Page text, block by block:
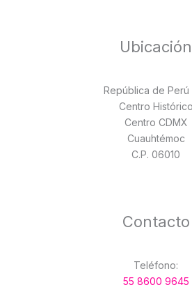
Ubicación
República de Perú
Centro Histórico
Centro CDMX
Cuauhtémoc
C.P. 06010
Contacto
Teléfono:
55 8600 9645